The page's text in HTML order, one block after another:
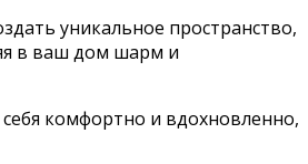
уникальное пространство,
в ваш дом шарм и
комфортно и вдохновленно,